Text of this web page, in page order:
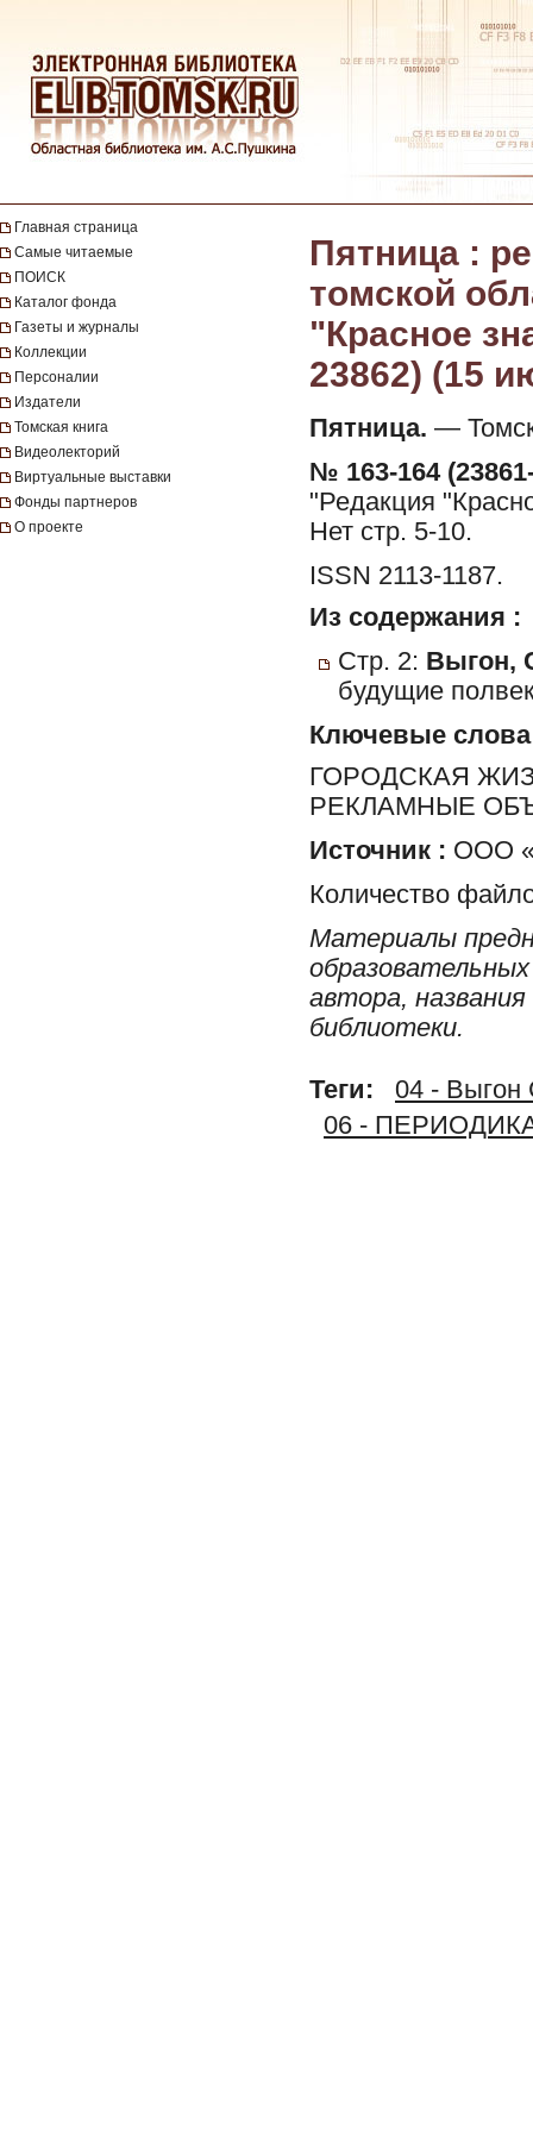
Главная страница
Самые читаемые
ПОИСК
Каталог фонда
Газеты и журналы
Коллекции
Персоналии
Издатели
Томская книга
Видеолекторий
Виртуальные выставки
Фонды партнеров
О проекте
Пятница :
томской
"Красное
23862) (15
Пятница. —
№ 163-164
"Редакция
Нет стр. 5-10.
ISSN 2113-1187.
Из содержания :
Стр. 2: Выгон,
будущие
Ключевые слова
ГОРОДСКАЯ
РЕКЛАМНЫЕ
Источник : ООО
Количество
Материалы
автора,
библиотеки.
Теги:
04 - Выгон
06 -